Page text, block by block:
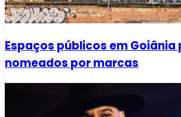
Espaços públicos em Goiânia
nomeados por marcas